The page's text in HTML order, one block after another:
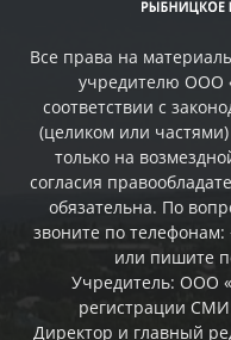
Все права на
учредителю ООО
соответствии с
(целиком или
только на
согласия
обязательна. По
звоните по телефонам:
или пишите
Учредитель: ООО
регистрации
Директор и главный